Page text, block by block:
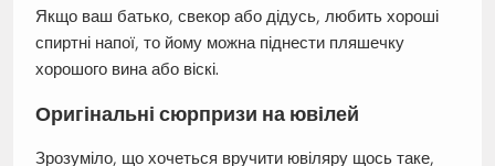
Якщо ваш батько, свекор або дідусь, любить хороші
спиртні напої, то йому можна піднести пляшечку
хорошого вина або віскі.
Оригінальні сюрпризи на ювілей
Зрозуміло, що хочеться вручити ювіляру щось таке,